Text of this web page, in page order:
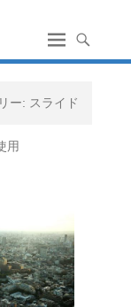
ー: スライド
用